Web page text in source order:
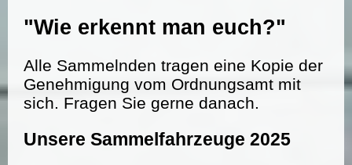
"Wie erkennt man euch?"
Alle Sammelnden tragen eine Kopie der
Genehmigung vom Ordnungsamt mit
sich. Fragen Sie gerne danach.
Unsere Sammelfahrzeuge 2025